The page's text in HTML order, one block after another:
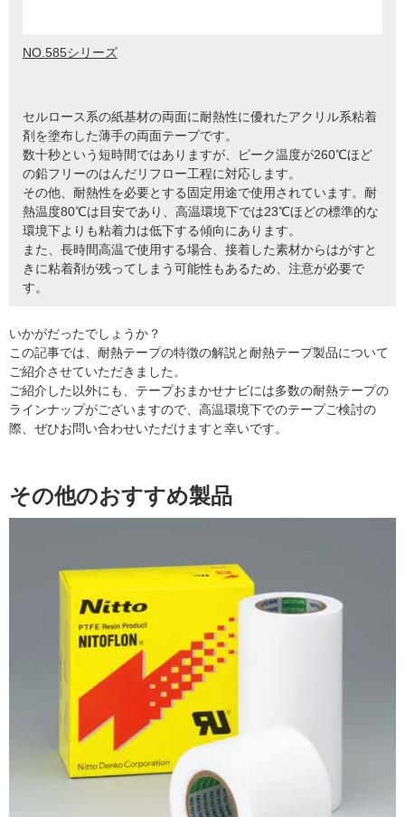
NO.585シリーズ
セルロース系の紙基材の両面に耐熱性に優れたアクリル系粘着
剤を塗布した薄手の両面テープです。
数十秒という短時間ではありますが、ピーク温度が260℃ほど
の鉛フリーのはんだリフロー工程に対応します。
その他、耐熱性を必要とする固定用途で使用されています。耐
熱温度80℃は目安であり、高温環境下では23℃ほどの標準的な
環境下よりも粘着力は低下する傾向にあります。
また、長時間高温で使用する場合、接着した素材からはがすと
きに粘着剤が残ってしまう可能性もあるため、注意が必要で
す。
いかがだったでしょうか？
この記事では、耐熱テープの特徴の解説と耐熱テープ製品について
ご紹介させていただきました。
ご紹介した以外にも、テープおまかせナビには多数の耐熱テープの
ラインナップがございますので、高温環境下でのテープご検討の
際、ぜひお問い合わせいただけますと幸いです。
その他のおすすめ製品